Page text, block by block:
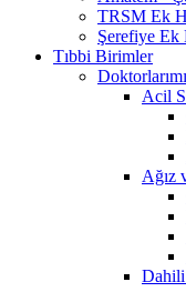
TRSM Ek
Şerefiye Ek
Tıbbi Birimler
Acil
Ağız